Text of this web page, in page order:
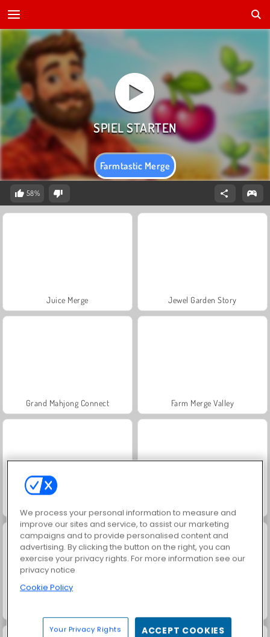
Farmtastic Merge
58%
Juice Merge Jewel Garden Story
Grand Mahjong Connect Farm Merge Valley
We process your personal information to measure and
improve our sites and service, to assist our marketing
campaigns and to provide personalised content and
advertising. By clicking the button on the right, you can
exercise your privacy rights. For more information see our
privacy notice
Cookie Policy
Your Privacy Rights ACCEPT COOKIES